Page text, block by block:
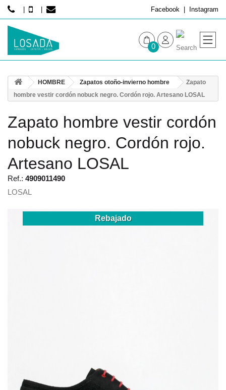
Facebook Instagram
0
HOMBRE
HOMBRE Zapatos otoño-invierno hombre
Zapato
hombre vestir cordón nobuck negro. Cordón rojo. Artesano LOSAL
Zapato hombre vestir cordón
nobuck negro. Cordón rojo.
Artesano LOSAL
Ref.: 4909011490
LOSAL
Rebajado